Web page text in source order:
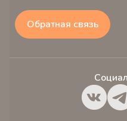
Обратная связь